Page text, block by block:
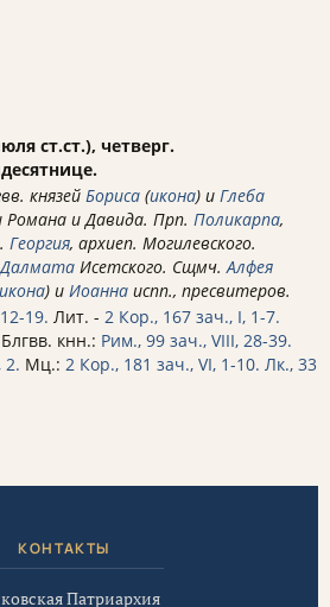
ст.ст.), четверг.
князей Бориса (икона) и Глеба
Романа и Давида. Прп. Поликарпа,
Георгия, архиеп. Могилевского.
Далмата Исетского. Сщмч.Алфея
икона) и Иоанна испп., пресвитеров.
19. Лит. - 2 Кор., 167 зач., I, 1-7.
Блгвв. кнн.: Рим., 99 зач., VIII, 28-39.
2. Мц.: 2 Кор., 181 зач., VI, 1-10. Лк., 33
КОНТАКТЫ
Патриархия